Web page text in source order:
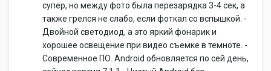
супер, но между фото была перезарядка 3-4 сек, а
также грелся не слабо, если фоткал со вспышкой. -
Двойной светодиод, а это яркий фонарик и
хорошее освещение при видео съемке в темноте. -
Современное ПО. Android обновляется по сей день,